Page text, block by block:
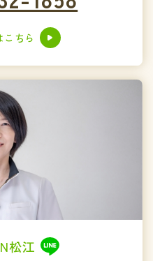
こちら
松江